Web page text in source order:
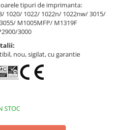
tipuri de imprimanta:
1020/ 1022/ 1022n/ 1022nw/ 3015/
M1005MFP/ M1319F
3000
nou, sigilat, cu garantie
STOC